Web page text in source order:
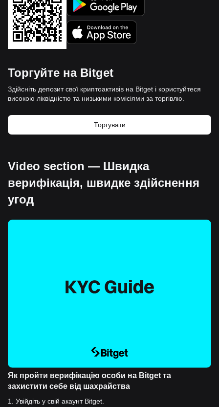
Торгуйте на Bitget
Здійсніть депозит свої криптоактивів на Bitget і користуйтеся
високою ліквідністю та низькими комісіями за торгівлю.
Торгувати
Video section — Швидка
верифікація, швидке здійснення
угод
Як пройти верифікацію особи на Bitget та
захистити себе від шахрайства
1
Увійдіть у свій акаунт Bitget.